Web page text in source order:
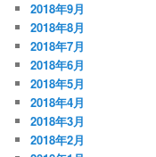
2018年9月
2018年8月
2018年7月
2018年6月
2018年5月
2018年4月
2018年3月
2018年2月